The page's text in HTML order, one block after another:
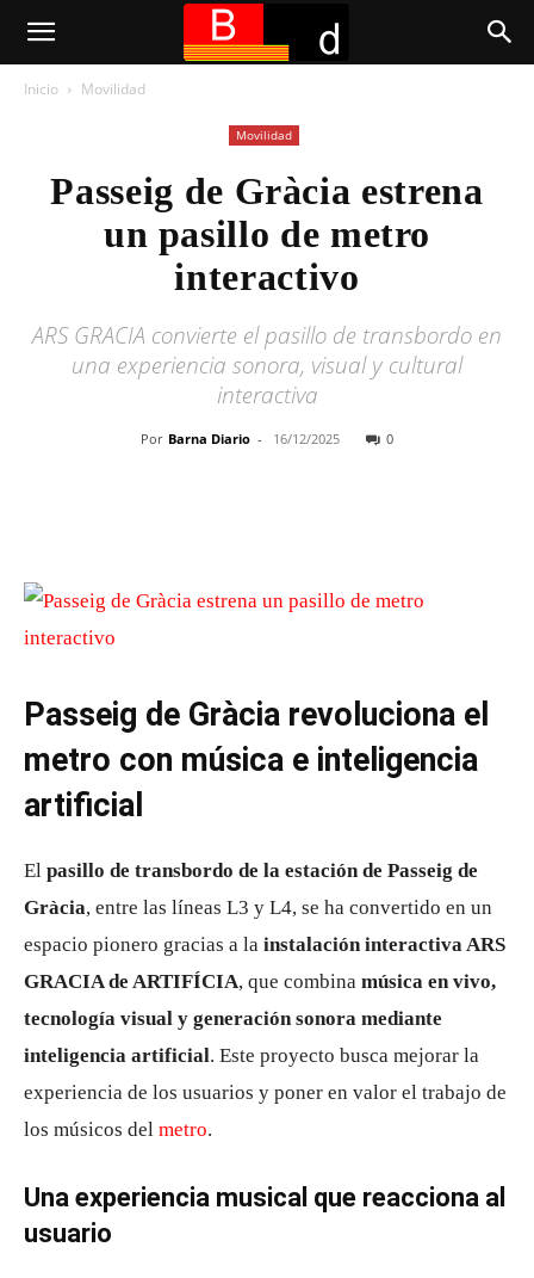
Inicio Movilidad
Movilidad
Passeig de Gràcia estrena
un pasillo de metro
interactivo
ARS GRACIA convierte el pasillo de transbordo en
una experiencia sonora, visual y cultural
interactiva
Por Barna Diario - 16/12/2025 0
Passeig de Gràcia revoluciona el
metro con música e inteligencia
artificial
El pasillo de transbordo de la estación de Passeig de
Gràcia, entre las líneas L3 y L4, se ha convertido en un
espacio pionero gracias a la instalación interactiva ARS
GRACIA de ARTIFÍCIA, que combina música en vivo,
tecnología visual y generación sonora mediante
inteligencia artificial. Este proyecto busca mejorar la
experiencia de los usuarios y poner en valor el trabajo de
los músicos del metro.
Una experiencia musical que reacciona al
usuario